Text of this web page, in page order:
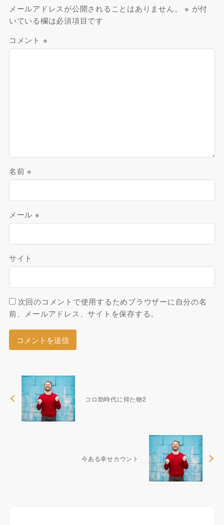
メールアドレスが公開されることはありません。 ※ が付
いている欄は必須項目です
コメント ※
名前※
メール ※
サイト
次回のコメントで使用するためブラウザーに自分の名
前、メールアドレス、サイトを保存する。
コロ助時代に得た物2
今ある幸せカウント